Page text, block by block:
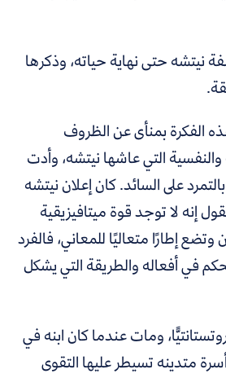
نيتشه حتى نهاية حياته، وذكرها
الفكرة بمنأى عن الظروف
التي عاشها نيتشه، وأدت
على السائد. كان إعلان نيتشه
إنه لا توجد قوة ميتافيزيقية
إطارًا متعاليًا للمعاني، فالفرد
في أفعاله والطريقة التي يشكل
ومات عندما كان ابنه في
متدينه تسيطر عليها التقوى